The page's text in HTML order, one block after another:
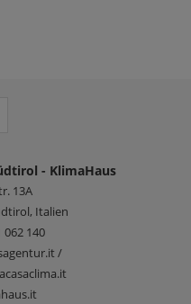
- KlimaHaus
13A
Italien
062 140
/